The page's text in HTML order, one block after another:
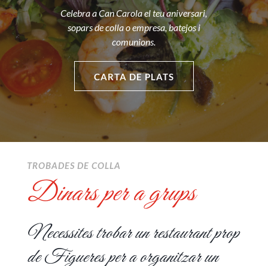
Celebra a Can Carola el teu aniversari,
sopars de colla o empresa, batejos i
comunions.
CARTA DE PLATS
TROBADES DE COLLA
Dinars per a grups
Necessites trobar un restaurant prop
de Figueres per a organitzar un